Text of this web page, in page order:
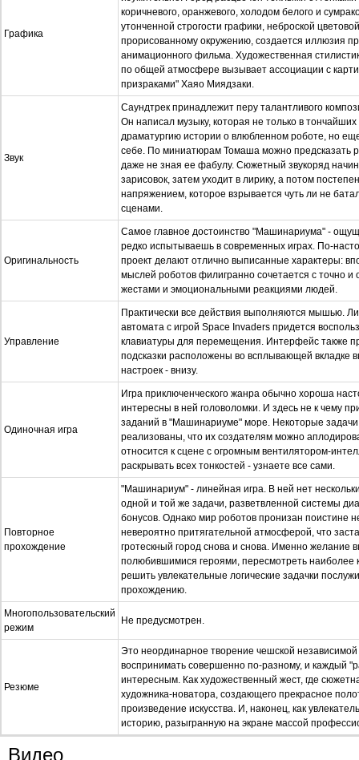
Графика
коричневого, оранжевого, холодом белого и
утонченной строгости графики, неброской
прорисованному окружению, создается иллюзия
анимационного фильма. Художественная
по общей атмосфере вызывает ассоциации с
призраками" Хаяо Миядзаки.
Звук
Саундтрек принадлежит перу талантливого
Он написал музыку, которая не только в
драматургию истории о влюбленном роботе, но
себе. По миниатюрам Томаша можно предсказать
даже не зная ее фабулу. Сюжетный звукоряд
зарисовок, затем уходит в лирику, а потом
напряжением, которое взрывается чуть ли не
сценами.
Оригинальность
Самое главное достоинство "Машинариума" -
редко испытываешь в современных играх. По-
проект делают отлично выписанные характеры:
мыслей роботов филигранно сочетается с точно
жестами и эмоциональными реакциями людей.
Управление
Практически все действия выполняются мышью.
автомата с игрой Space Invaders придется
клавиатуры для перемещения. Интерфейс также
подсказки расположены во всплывающей вкладке
настроек - внизу.
Одиночная игра
Игра приключенческого жанра обычно хороша
интересны в ней головоломки. И здесь не к чему
заданий в "Машинариуме" море. Некоторые задачи
реализованы, что их создателям можно
относится к сцене с огромным вентилятором-
раскрывать всех тонкостей - узнаете все сами.
Повторное
прохождение
"Машинариум" - линейная игра. В ней нет
одной и той же задачи, разветвленной системы
бонусов. Однако мир роботов пронизан поистине
невероятно притягательной атмосферой, что
гротескный город снова и снова. Именно желание
полюбившимися героями, пересмотреть наиболее
решить увлекательные логические задачки
прохождению.
Многопользовательский
режим
Не предусмотрен.
Резюме
Это неординарное творение чешской
воспринимать совершенно по-разному, и каждый
интересным. Как художественный жест, где
художника-новатора, создающего прекрасное
произведение искусства. И, наконец, как
историю, разыгранную на экране массой
Видео